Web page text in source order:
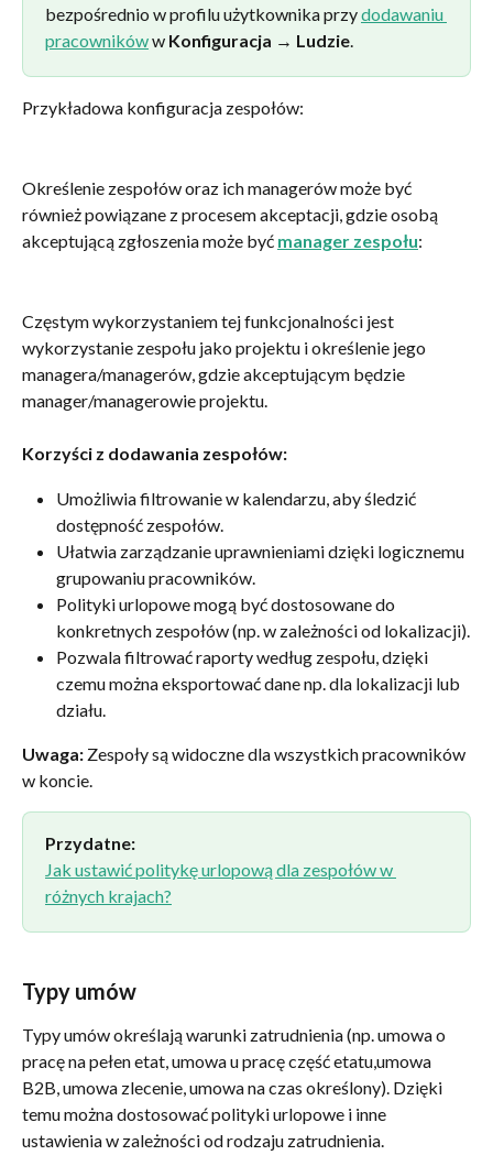
bezpośrednio w profilu użytkownika przy dodawaniu
pracowników w Konfiguracja → Ludzie.
Przykładowa konfiguracja zespołów:
Określenie zespołów oraz ich managerów może być
również powiązane z procesem akceptacji, gdzie osobą
akceptującą zgłoszenia może być manager zespołu:
Częstym wykorzystaniem tej funkcjonalności jest
wykorzystanie zespołu jako projektu i określenie jego
managera/managerów, gdzie akceptującym będzie
manager/managerowie projektu.
Korzyści z dodawania zespołów:
Umożliwia filtrowanie w kalendarzu, aby śledzić
dostępność zespołów.
Ułatwia zarządzanie uprawnieniami dzięki logicznemu
grupowaniu pracowników.
Polityki urlopowe mogą być dostosowane do
konkretnych zespołów (np. w zależności od lokalizacji).
Pozwala filtrować raporty według zespołu, dzięki
czemu można eksportować dane np. dla lokalizacji lub
działu.
Uwaga: Zespoły są widoczne dla wszystkich pracowników
w koncie.
Przydatne:
Jak ustawić politykę urlopową dla zespołów w
różnych krajach?
Typy umów
Typy umów określają warunki zatrudnienia (np. umowa o
pracę na pełen etat, umowa u pracę część etatu,umowa
B2B, umowa zlecenie, umowa na czas określony). Dzięki
temu można dostosować polityki urlopowe i inne
ustawienia w zależności od rodzaju zatrudnienia.